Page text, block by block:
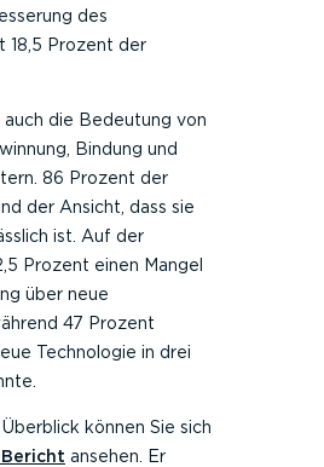
des
18,5 Prozent der
die Bedeutung von
Bindung und
86 Prozent der
der Ansicht, dass sie
ist. Auf der
Prozent einen Mangel
über neue
47 Prozent
Technologie in drei
können Sie sich
ansehen. Er